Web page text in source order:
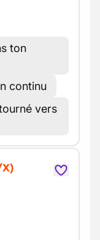
ton
continu
vers